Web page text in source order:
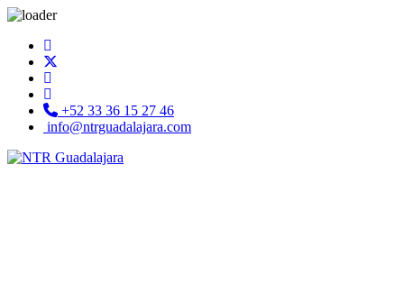
+52 33 36 15 27 46
info@ntrguadalajara.com